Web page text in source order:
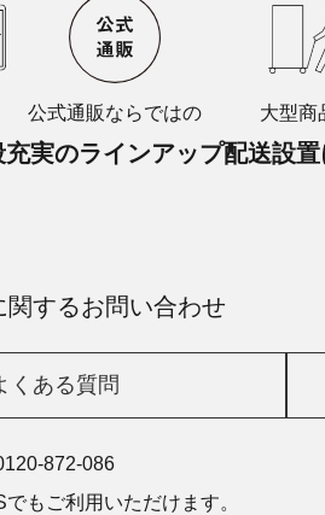
公式通販ならではの
充実のラインアップ
大型商
配送設
関するお問い合わせ
くある質問
872-086
もご利用いただけます。